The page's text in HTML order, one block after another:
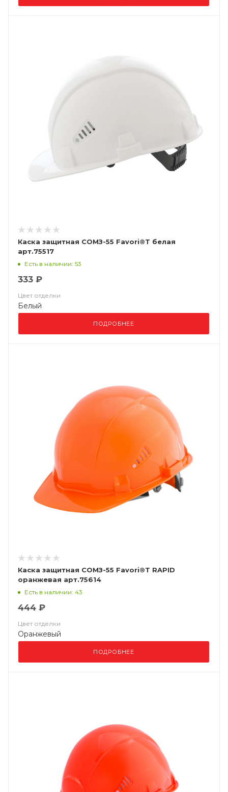
Каска защитная СОМЗ-55 Favori®T белая
арт.75517
Есть в наличии: 53
333 ₽
Цвет отделки
Белый
ПОДРОБНЕЕ
Каска защитная СОМЗ-55 Favori®T RAPID
оранжевая арт.75614
Есть в наличии: 43
444 ₽
Цвет отделки
Оранжевый
ПОДРОБНЕЕ